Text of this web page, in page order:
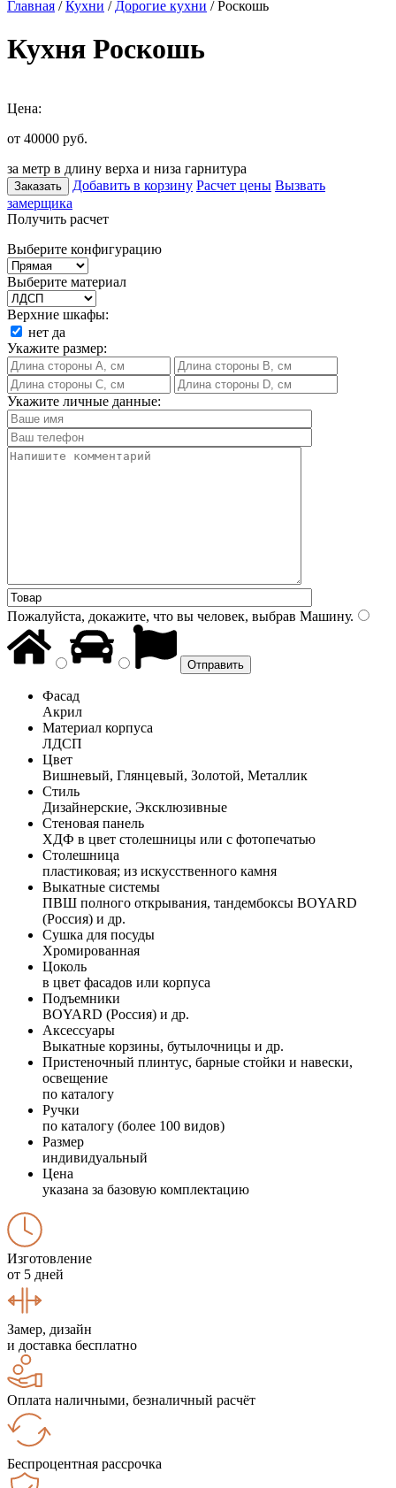
Главная /Кухни / Дорогие кухни / Роскошь
Кухня Роскошь
Цена:
от 40000 руб.
за метр в длину верха и низа гарнитура
Заказать Добавить в корзину Расчет цены Вызвать
замерщика
Получить расчет
Выберите конфигурацию
Выберите материал
Верхние шкафы:
нет да
Укажите размер:
Укажите личные данные:
Пожалуйста, докажите, что вы человек, выбрав Машину.
Фасад
Акрил
Материал корпуса
ЛДСП
Цвет
Вишневый, Глянцевый, Золотой, Металлик
Стиль
Дизайнерские, Эксклюзивные
Стеновая панель
ХДФ в цвет столешницы или с фотопечатью
Столешница
пластиковая; из искусственного камня
Выкатные системы
ПВШ полного открывания, тандембоксы BOYARD
(Россия) и др.
Сушка для посуды
Хромированная
Цоколь
в цвет фасадов или корпуса
Подъемники
BOYARD (Россия) и др.
Аксессуары
Выкатные корзины, бутылочницы и др.
Пристеночный плинтус, барные стойки и навески,
освещение
по каталогу
Ручки
по каталогу (более 100 видов)
Размер
индивидуальный
Цена
указана за базовую комплектацию
Изготовление
от 5 дней
Замер, дизайн
и доставка бесплатно
Оплата наличными, безналичный расчёт
Беспроцентная рассрочка